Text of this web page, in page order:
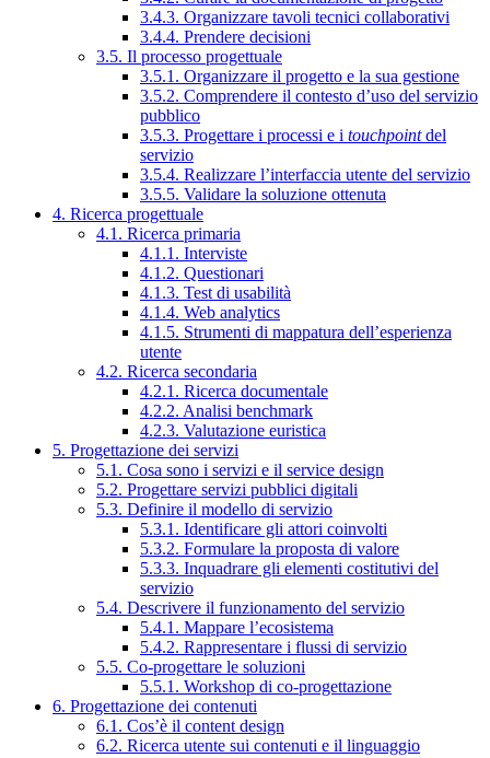
3.4.3. Organizzare tavoli tecnici collaborativi
3.4.4. Prendere decisioni
3.5. Il processo progettuale
3.5.1. Organizzare il progetto e la sua gestione
3.5.2. Comprendere il contesto d’uso del servizio
pubblico
3.5.3. Progettare i processi e i touchpointdel
servizio
3.5.4. Realizzare l’interfaccia utente del servizio
3.5.5. Validare la soluzione ottenuta
4. Ricerca progettuale
4.1. Ricerca primaria
4.1.1. Interviste
4.1.2. Questionari
4.1.3. Test di usabilità
4.1.4. Web analytics
4.1.5. Strumenti di mappatura dell’esperienza
utente
4.2. Ricerca secondaria
4.2.1. Ricerca documentale
4.2.2. Analisi benchmark
4.2.3. Valutazione euristica
5. Progettazione dei servizi
5.1. Cosa sono i servizi e il service design
5.2. Progettare servizi pubblici digitali
5.3. Definire il modello di servizio
5.3.1. Identificare gli attori coinvolti
5.3.2. Formulare la proposta di valore
5.3.3. Inquadrare gli elementi costitutivi del
servizio
5.4. Descrivere il funzionamento del servizio
5.4.1. Mappare l’ecosistema
5.4.2. Rappresentare i flussi di servizio
5.5. Co-progettare le soluzioni
5.5.1. Workshop di co-progettazione
6. Progettazione dei contenuti
6.1. Cos’è il content design
6.2. Ricerca utente sui contenuti e il linguaggio